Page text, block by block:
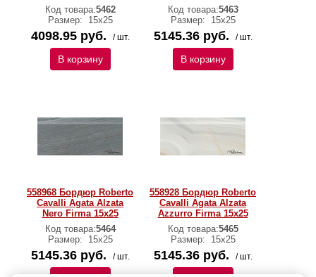
Код товара:5462
Размер:
15х25
4098.95 руб. / шт.
В корзину
Код товара:5463
Размер:
15х25
5145.36 руб. / шт.
В корзину
558968 Бордюр Roberto
Cavalli Agata Alzata
Nero Firma 15x25
Код товара:5464
Размер:
15х25
5145.36 руб. / шт.
558928 Бордюр Roberto
Cavalli Agata Alzata
Azzurro Firma 15x25
Код товара:5465
Размер:
15х25
5145.36 руб. / шт.